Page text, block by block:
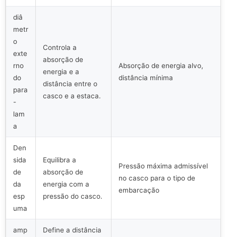
diâ
metr
o
exte
rno
do
para
-
lam
a
Controla a
absorção de
energia e a
distância entre o
casco e a estaca.
Absorção de energia alvo,
distância mínima
Den
sida
de
da
esp
uma
Equilibra a
absorção de
energia com a
pressão do casco.
Pressão máxima admissível
no casco para o tipo de
embarcação
amp
Define a distância